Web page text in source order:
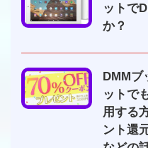
ットで
か？
DMM
ットで
用する
ント還